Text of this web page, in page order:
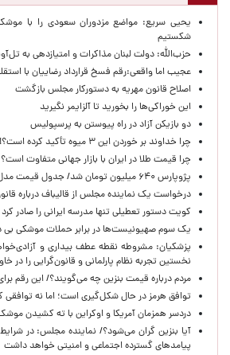
یحیی سریع: مواضع مزدوران سعودی را با
شکستیم
حزب‌الله: دولت لبنان مذاکرات و امتیازدهی به
عجیب اما واقعی:رقم فسخ قرارداد رضاییان با استقلال فقط
اصلاح قانون مهریه به دستورکار مجلس بازگشت
این خوراکی‌ها را بخورید تا آلزایمر نگیرید
دو بازیکن آزاد در راه پیوستن به پرسپولیس
چرا خداوند بر خوردن این ۳ میوه تأکید کرده است؟!
چرا قیمت طلا در ایران با بازار جهانی متفاوت است؟
پژوپارس ۶۴۰ میلیون تومان شد/ جدول قیمت مدل‌های مختلف خودرو
درخواست یک نماینده مجلس از قالیباف درباره
کویت دستور تعطیلی تنها مدرسه ایرانی را صادر کرد
یک‌ سوم صهیونیست‌ها در برابر حملات موشکی بی
پزشکیان: مشروطه نقطه عطف بیداری و
نخستین تجربه نظام پارلمانی و قانون‌گرایی را در
مردم درباره قیمت بنزین چه می‌گویند؟/ این رقم
توافق هرمز در حال شکل‌گیری است؛ اما نه
دردسر همزمان آمریکا و اوکراین با ته کشیدن
آیا بنزین گران می‌شود؟/ نماینده مجلس: در
پیامدهای گسترده اجتماعی و امنیتی خواهد داشت